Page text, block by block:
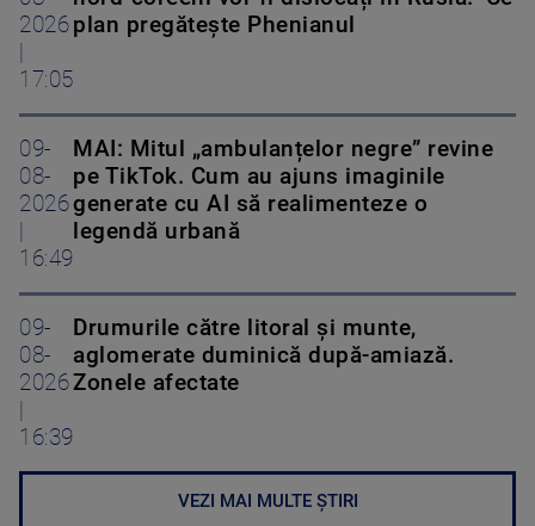
2026
|
17:05
plan pregătește Phenianul
09-
08-
2026
|
16:49
MAI: Mitul „ambulanțelor negre” revine
pe TikTok. Cum au ajuns imaginile
generate cu AI să realimenteze o
legendă urbană
09-
08-
2026
|
16:39
Drumurile către litoral și munte,
aglomerate duminică după-amiază.
Zonele afectate
VEZI MAI MULTE ȘTIRI